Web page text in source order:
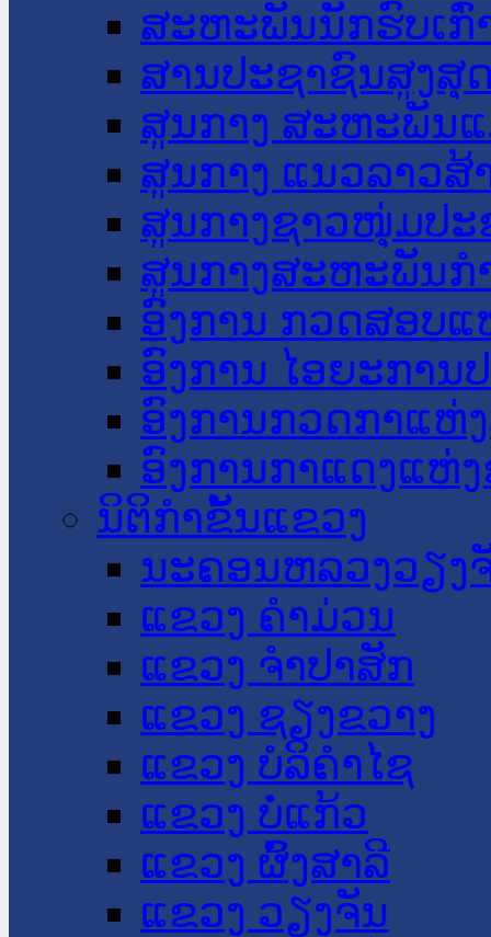
ສະຫະພັນນັກຮົບເກົ່
ສານປະຊາຊົນສູງສຸ
ສູນກາງ ສະຫະພັນ
ສູນກາງ ແນວລາວສ້
ສູນກາງຊາວໜຸ່ມປະ
ສູນກາງສະຫະພັນກ
ອົງການ ກວດສອບແ
ອົງການ ໄອຍະການ
ອົງການກວດກາແຫ່
ອົງການກາແດງແຫ່
ນິຕິກໍາຂັ້ນແຂວງ
ນະ​ຄອນ​ຫລວງວຽງ
ແຂວງ ຄໍາມ່ວນ
ແຂວງ ຈໍາປາສັກ
ແຂວງ ຊຽງຂວາງ
ແຂວງ ບໍລິຄໍາໄຊ
ແຂວງ ບໍ່ແກ້ວ
ແຂວງ ຜົ້ງສາລີ
ແຂວງ ວຽງຈັນ